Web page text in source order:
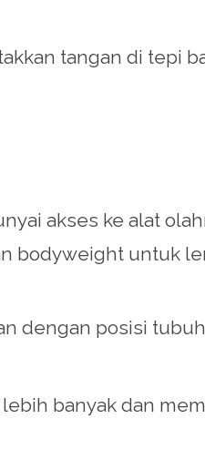
tangan di tepi
akses ke alat
bodyweight untuk
dengan posisi
banyak dan